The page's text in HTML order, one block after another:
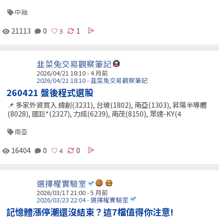
中釉
21113 0 1
韭菜兔交易觀察筆記
2026/04/21 18:10 - 4 月前
2026/04/21 18:10 - 韭菜兔交易觀察筆記
260421 盤後程式選股
📌 多家外資買入 緯創(3231), 台玻(1802), 南亞(1303), 昇陽半導體
(8028), 國巨*(2327), 力成(6239), 南茂(8150), 眾達-KY(4
南亞
16404 0 0
選擇權實驗室
2026/03/17 21:00 - 5 月前
2026/03/23 22:04 - 選擇權實驗室
記憶體漲停潮還沒結束？這7檔值得你注意!